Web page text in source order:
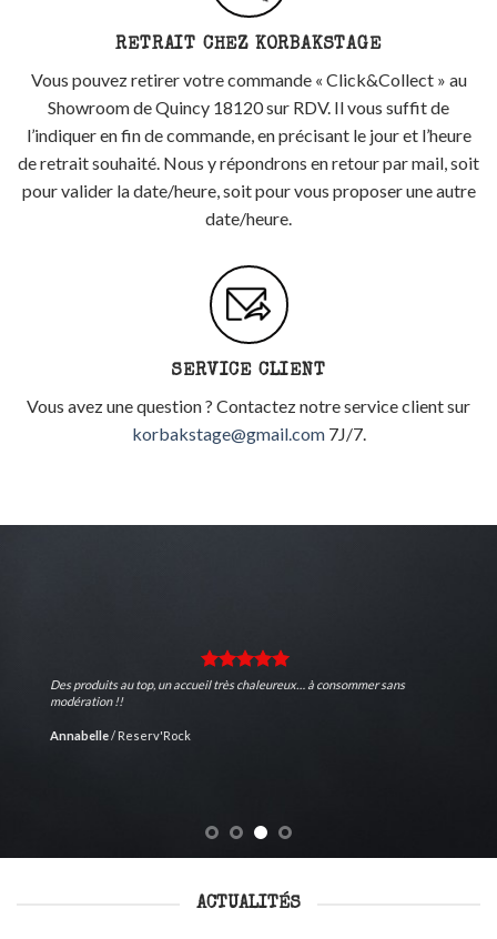
RETRAIT CHEZ KORBAKSTAGE
Vous pouvez retirer votre commande « Click&Collect » au
Showroom de Quincy 18120 sur RDV. Il vous suffit de
l’indiquer en fin de commande, en précisant le jour et l’heure
de retrait souhaité. Nous y répondrons en retour par mail, soit
pour valider la date/heure, soit pour vous proposer une autre
date/heure.
SERVICE CLIENT
Vous avez une question ? Contactez notre service client sur
korbakstage@gmail.com7J/7.
Des produits au top, un accueil très chaleureux… à consommer sans
modération !!
Annabelle / Reserv'Rock
ACTUALITÉS